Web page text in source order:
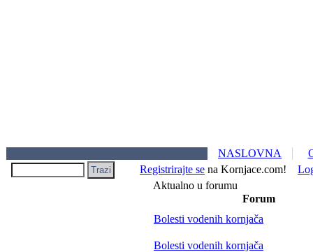
NASLOVNA
Registrirajte se na Kornjace.com!
Aktualno u forumu
Forum
Bolesti vodenih kornjača
Bolesti vodenih kornjača